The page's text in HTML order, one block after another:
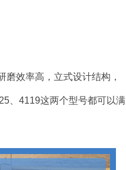
效率高，立式设计结构，
、4119这两个型号都可以满